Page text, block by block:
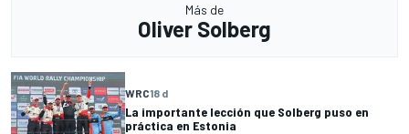
Más de
Oliver Solberg
WRC18 d
La importante lección que Solberg puso en
práctica en Estonia